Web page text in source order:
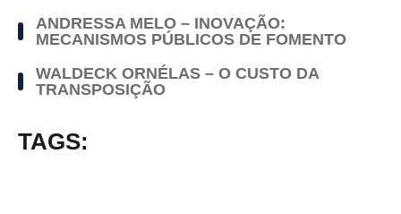
ANDRESSA MELO – INOVAÇÃO:
MECANISMOS PÚBLICOS DE FOMENTO
WALDECK ORNÉLAS – O CUSTO DA
TRANSPOSIÇÃO
TAGS: